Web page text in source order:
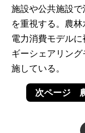
施設や公共施設
を重視する。農
電力消費モデル
ギーシェアリン
施している。
次ページ